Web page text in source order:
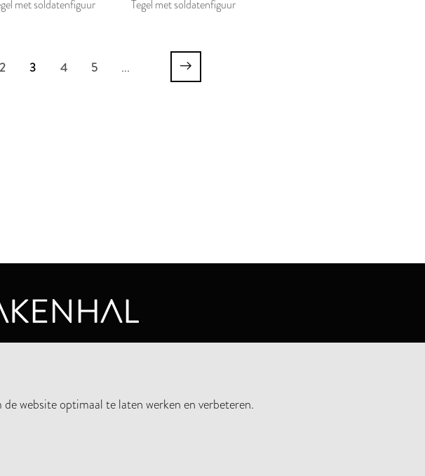
met soldatenfiguur Tegel met soldatenfiguur
2 3 4 5 ...
website optimaal te laten werken en verbeteren.